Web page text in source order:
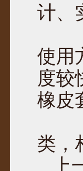
计、
使用
度较
橡皮
类，
上